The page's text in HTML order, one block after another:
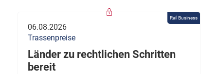
Rail Business
06.08.2026
Trassenpreise
Länder zu rechtlichen Schritten
bereit